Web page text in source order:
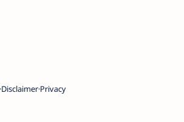
Disclaimer Privacy